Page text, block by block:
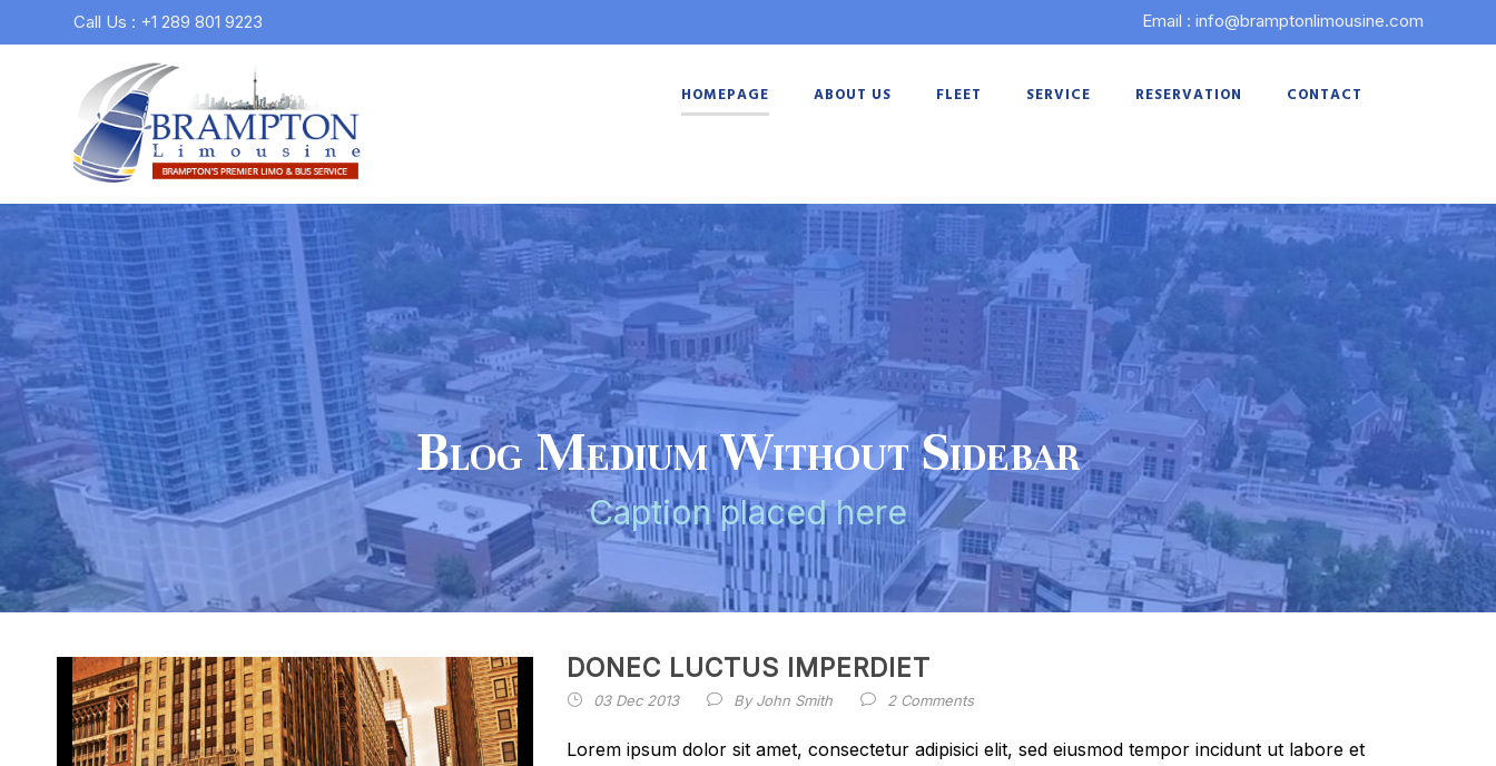
Call Us : +1 289 801 9223 Email : info@bramptonlimousine.com
HOMEPAGE ABOUT US FLEET SERVICE RESERVATION CONTACT
Blog Medium Without Sidebar
Caption placed here
DONEC LUCTUS IMPERDIET
03 Dec 2013 ByJohn Smith 2 Comments
Lorem ipsum dolor sit amet, consectetur adipisici elit, sed eiusmod tempor incidunt ut labore et